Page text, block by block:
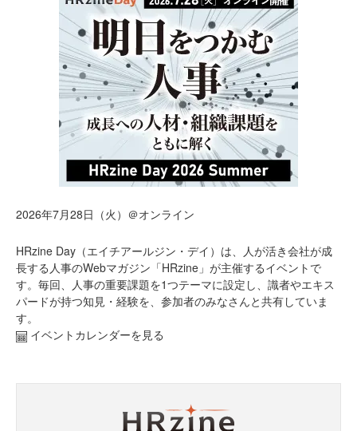
2026年7月28日（火）＠オンライン
HRzine Day（エイチアールジン・デイ）は、人が活き会社が成
長する人事のWebマガジン「HRzine」が主催するイベントで
す。毎回、人事の重要課題を1つテーマに設定し、識者やエキス
パードが持つ知見・経験を、参加者のみなさんと共有していま
す。
イベントカレンダーを見る